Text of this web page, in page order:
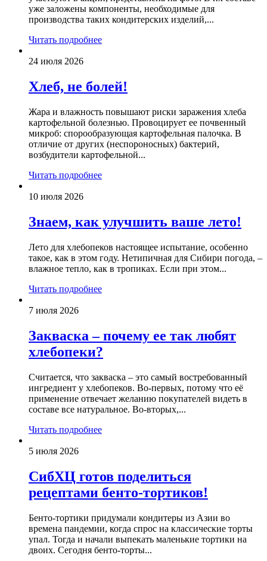
уже заложены компоненты, необходимые для
производства таких кондитерских изделий,...
Читать подробнее
24 июля 2026
Хлеб, не болей!
Жара и влажность повышают риски заражения хлеба
картофельной болезнью. Провоцирует ее почвенный
микроб: спорообразующая картофельная палочка. В
отличие от других (неспороносных) бактерий,
возбудители картофельной...
Читать подробнее
10 июля 2026
Знаем, как улучшить ваше лето!
Лето для хлебопеков настоящее испытание, особенно
такое, как в этом году. Нетипичная для Сибири погода, –
влажное тепло, как в тропиках. Если при этом...
Читать подробнее
7 июля 2026
Закваска – почему ее так любят
хлебопеки?
Считается, что закваска – это самый востребованный
ингредиент у хлебопеков. Во-первых, потому что её
применение отвечает желанию покупателей видеть в
составе все натуральное. Во-вторых,...
Читать подробнее
5 июля 2026
СибХЦ готов поделиться
рецептами бенто-тортиков!
Бенто-тортики придумали кондитеры из Азии во
времена пандемии, когда спрос на классические торты
упал. Тогда и начали выпекать маленькие тортики на
двоих. Сегодня бенто-торты...